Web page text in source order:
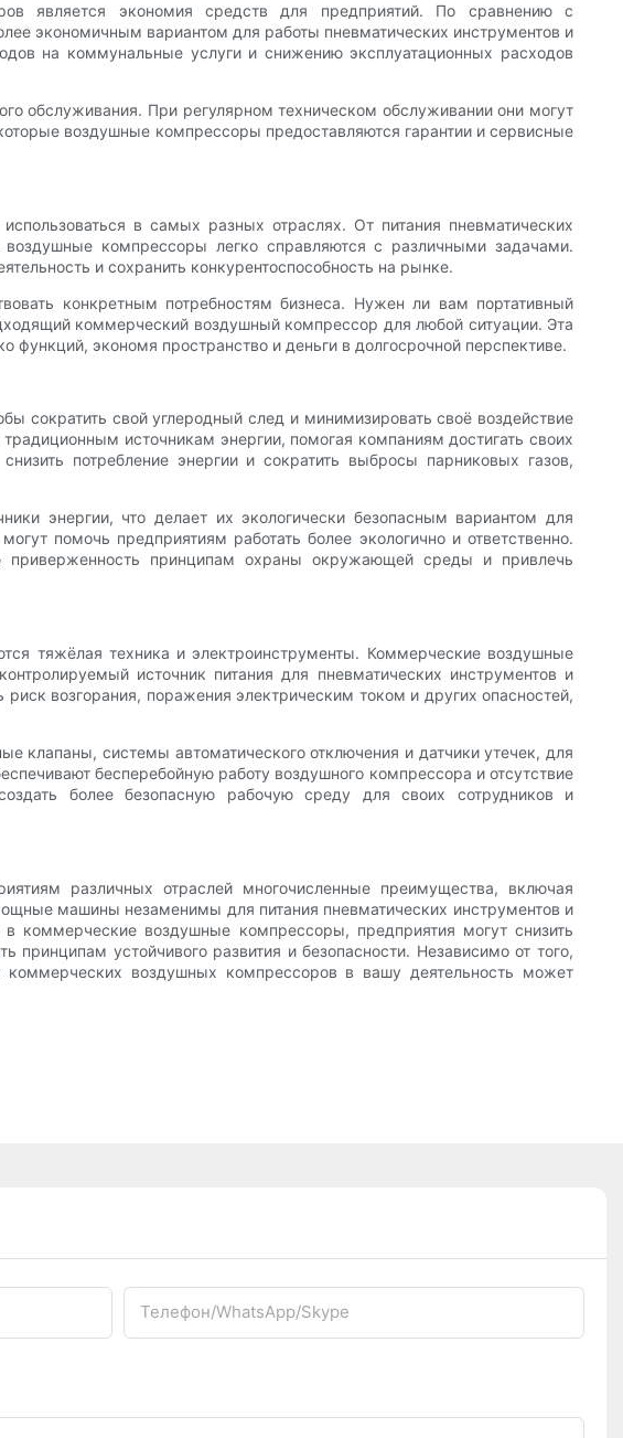
является экономия средств для предприятий. По сравнению с
экономичным вариантом для работы пневматических инструментов и
на коммунальные услуги и снижению эксплуатационных расходов
обслуживания. При регулярном техническом обслуживании они могут
воздушные компрессоры предоставляются гарантии и сервисные
в самых разных отраслях. От питания пневматических
компрессоры легко справляются с различными задачами.
и сохранить конкурентоспособность на рынке.
конкретным потребностям бизнеса. Нужен ли вам портативный
коммерческий воздушный компрессор для любой ситуации. Эта
функций, экономя пространство и деньги в долгосрочной перспективе.
свой углеродный след и минимизировать своё воздействие
источникам энергии, помогая компаниям достигать своих
потребление энергии и сократить выбросы парниковых газов,
энергии, что делает их экологически безопасным вариантом для
помочь предприятиям работать более экологично и ответственно.
принципам охраны окружающей среды и привлечь
тяжёлая техника и электроинструменты. Коммерческие воздушные
источник питания для пневматических инструментов и
возгорания, поражения электрическим током и других опасностей,
клапаны, системы автоматического отключения и датчики утечек, для
бесперебойную работу воздушного компрессора и отсутствие
более безопасную рабочую среду для своих сотрудников и
различных отраслей многочисленные преимущества, включая
машины незаменимы для питания пневматических инструментов и
коммерческие воздушные компрессоры, предприятия могут снизить
устойчивого развития и безопасности. Независимо от того,
воздушных компрессоров в вашу деятельность может
Телефон/WhatsApp/Skype